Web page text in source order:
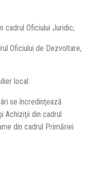
cadrul Oficiului Juridic;
Oficiului de Dezvoltare,
consilier local.
se încredinţează
Achiziţii din cadrul
din cadrul Primăriei